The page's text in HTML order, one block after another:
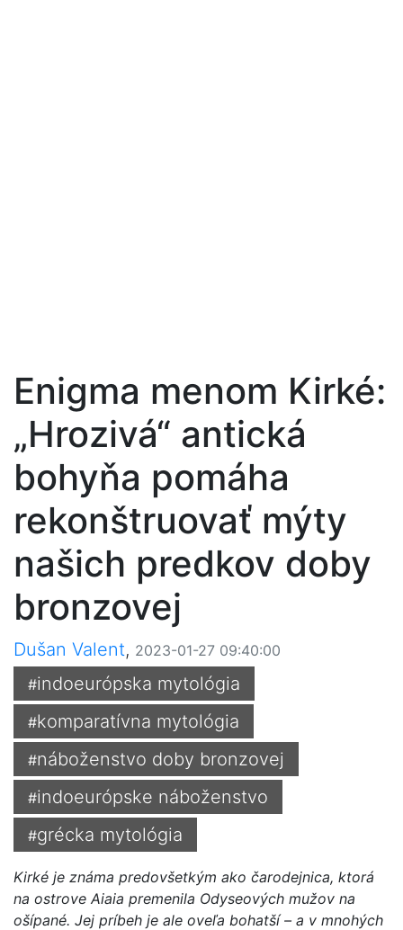
Enigma menom Kirké:
„Hrozivá“ antická
bohyňa pomáha
rekonštruovať mýty
našich predkov doby
bronzovej
Dušan Valent, 2023-01-27 09:40:00
#indoeurópska mytológia
#komparatívna mytológia
#náboženstvo doby bronzovej
#indoeurópske náboženstvo
#grécka mytológia
Kirké je známa predovšetkým ako čarodejnica, ktorá
na ostrove Aiaia premenila Odyseových mužov na
ošípané. Jej príbeh je ale oveľa bohatší – a v mnohých